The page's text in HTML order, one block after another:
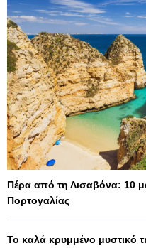
Πέρα από τη Λισαβόνα: 10
Πορτογαλίας
Το καλά κρυμμένο μυστικό